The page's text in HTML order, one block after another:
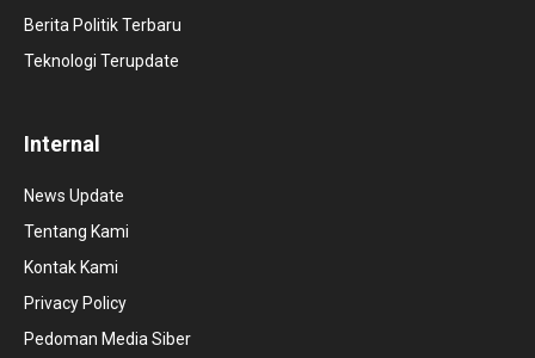
Berita Politik Terbaru
Teknologi Terupdate
Internal
News Update
Tentang Kami
Kontak Kami
Privacy Policy
Pedoman Media Siber